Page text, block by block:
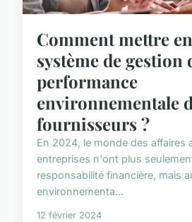
Comment mettre
système de gestion
performance
environnementale
fournisseurs ?
En 2024, le monde des affaires
entreprises n'ont plus
responsabilité financière, mais
environnementa...
12 février 2024